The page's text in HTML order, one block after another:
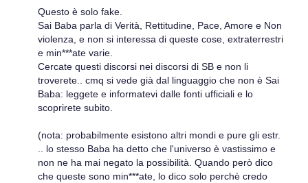
Questo è solo fake.
Sai Baba parla di Verità, Rettitudine, Pace, Amore e Non
violenza, e non si interessa di queste cose, extraterrestri
e min***ate varie.
Cercate questi discorsi nei discorsi di SB e non li
troverete.. cmq si vede già dal linguaggio che non è Sai
Baba: leggete e informatevi dalle fonti ufficiali e lo
scoprirete subito.
(nota: probabilmente esistono altri mondi e pure gli estr.
.. lo stesso Baba ha detto che l'universo è vastissimo e
non ne ha mai negato la possibilità. Quando però dico
che queste sono min***ate, lo dico solo perchè credo